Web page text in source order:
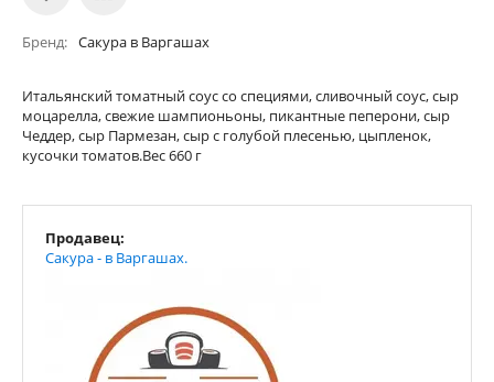
Бренд Сакура в Варгашах
Итальянский томатный соус со специями, сливочный соус, сыр
моцарелла, свежие шампионьоны, пикантные пеперони, сыр
Чеддер, сыр Пармезан, сыр с голубой плесенью, цыпленок,
кусочки томатов.Вес 660 г
Продавец:
Сакура - в Варгашах.